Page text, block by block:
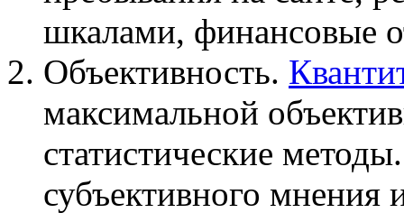
шкалами, финансовые
Объективность.
максимальной
статистические
субъективного мнения